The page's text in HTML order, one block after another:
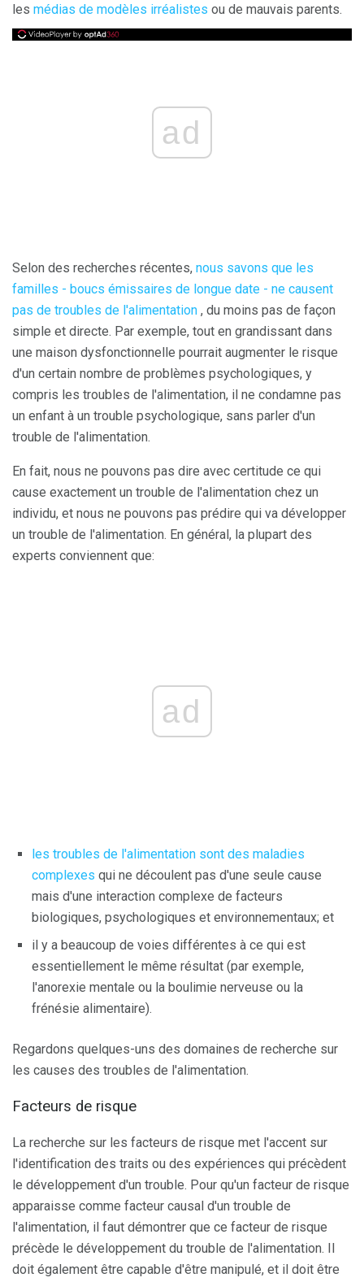
les médias de modèles irréalistes ou de mauvais parents.
ad
Selon des recherches récentes, nous savons que les
familles - boucs émissaires de longue date - ne causent
pas de troubles de l'alimentation , du moins pas de façon
simple et directe. Par exemple, tout en grandissant dans
une maison dysfonctionnelle pourrait augmenter le risque
d'un certain nombre de problèmes psychologiques, y
compris les troubles de l'alimentation, il ne condamne pas
un enfant à un trouble psychologique, sans parler d'un
trouble de l'alimentation.
En fait, nous ne pouvons pas dire avec certitude ce qui
cause exactement un trouble de l'alimentation chez un
individu, et nous ne pouvons pas prédire qui va développer
un trouble de l'alimentation. En général, la plupart des
experts conviennent que:
ad
les troubles de l'alimentation sont des maladies
complexes qui ne découlent pas d'une seule cause
mais d'une interaction complexe de facteurs
biologiques, psychologiques et environnementaux; et
il y a beaucoup de voies différentes à ce qui est
essentiellement le même résultat (par exemple,
l'anorexie mentale ou la boulimie nerveuse ou la
frénésie alimentaire).
Regardons quelques-uns des domaines de recherche sur
les causes des troubles de l'alimentation.
Facteurs de risque
La recherche sur les facteurs de risque met l'accent sur
l'identification des traits ou des expériences qui précèdent
le développement d'un trouble. Pour qu'un facteur de risque
apparaisse comme facteur causal d'un trouble de
l'alimentation, il faut démontrer que ce facteur de risque
précède le développement du trouble de l'alimentation. Il
doit également être capable d'être manipulé, et il doit être